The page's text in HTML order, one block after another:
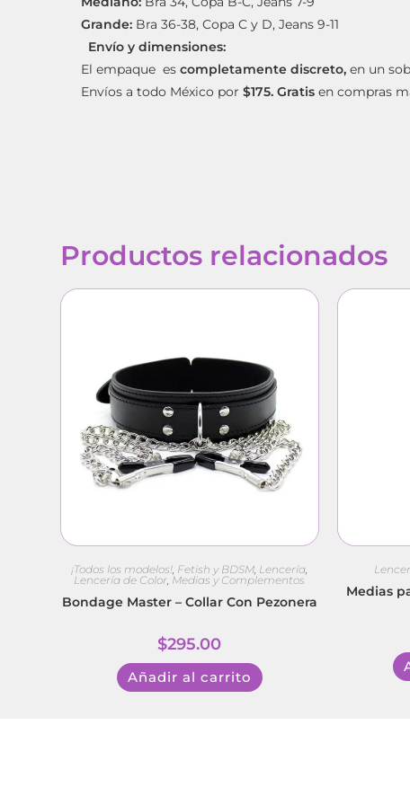
Grande: Bra 36-38, Copa C y D, Jeans 9-11
Envío y dimensiones:
El empaque escompletamente discreto,en un
Envíos a todo México por$175. Gratisen compras
Productos relacionados
¡Todos los modelos!, Fetish y BDSM, Lencería,
Lencería de Color, Medias y Complementos
Bondage Master – Collar Con Pezonera
$295.00
Añadir al carrito
Medias